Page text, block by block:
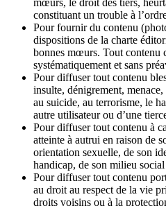
mœurs, le droit des tiers,
constituant un trouble à
Pour fournir du contenu
dispositions de la charte
bonnes mœurs. Tout contenu
systématiquement et sans
Pour diffuser tout contenu
insulte, dénigrement,
au suicide, au terrorisme, le
autre utilisateur ou d’une
Pour diffuser tout contenu à
atteinte à autrui en raison de
orientation sexuelle, de son
handicap, de son milieu social
Pour diffuser tout contenu
au droit au respect de la vie
droits voisins ou à la